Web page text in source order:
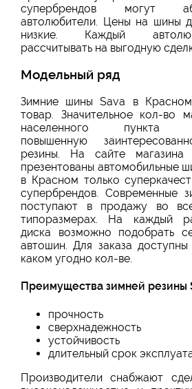
супербрендов могут
автолюбители. Цены на шины
низкие. Каждый
рассчитывать на выгодную
Модельный ряд
Зимние шины Sava в
товар. Значительное кол-во
населенного пункта
повышенную
резины. На сайте магазина
презентованы автомобильные
в Красном только
супербрендов. Современные
поступают в продажу во
типоразмерах. На каждый
диска возможно подобрать
автошин. Для заказа
каком угодно кол-ве.
Преимущества зимней резины
прочность
сверхнадежность
устойчивость
длительный срок
Производители снабжают